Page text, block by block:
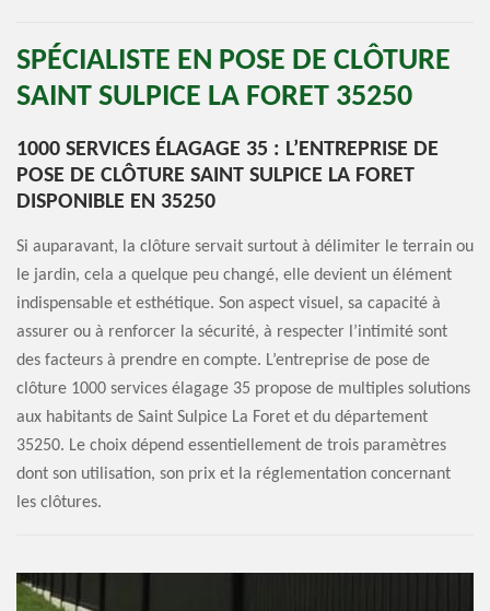
SPÉCIALISTE EN POSE DE CLÔTURE
SAINT SULPICE LA FORET 35250
1000 SERVICES ÉLAGAGE 35 : L’ENTREPRISE DE
POSE DE CLÔTURE SAINT SULPICE LA FORET
DISPONIBLE EN 35250
Si auparavant, la clôture servait surtout à délimiter le terrain ou
le jardin, cela a quelque peu changé, elle devient un élément
indispensable et esthétique. Son aspect visuel, sa capacité à
assurer ou à renforcer la sécurité, à respecter l’intimité sont
des facteurs à prendre en compte. L’entreprise de pose de
clôture 1000 services élagage 35 propose de multiples solutions
aux habitants de Saint Sulpice La Foret et du département
35250. Le choix dépend essentiellement de trois paramètres
dont son utilisation, son prix et la réglementation concernant
les clôtures.